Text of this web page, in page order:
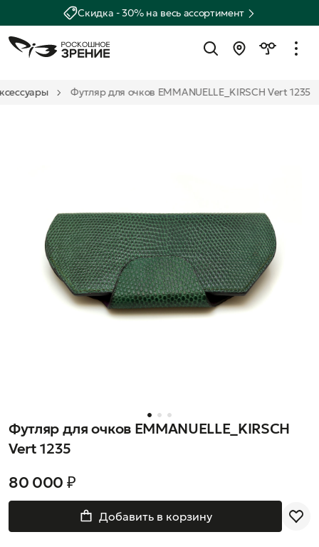
Скидка - 30% на весь ассортимент
Футляр для очков EMMANUELLE_KIRSCH Vert 1235
Футляр для очков EMMANUELLE_KIRSCH
Vert 1235
80 000 ₽
Добавить в корзину